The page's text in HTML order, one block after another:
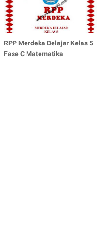
RPP Merdeka Belajar Kelas 5
Fase C Matematika